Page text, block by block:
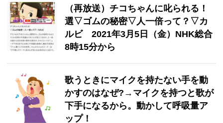
（再放送）チコちゃんに叱られる！
選▽ゴムの秘密▽人一倍って？▽カ
ルビ 2021年3月5日（金）NHK総合
8時15分から
歌うときにマイクを持たない手を動
かすのはなぜ?→マイクを持つと歌が
下手になるから。動かして呼吸量ア
ップ！